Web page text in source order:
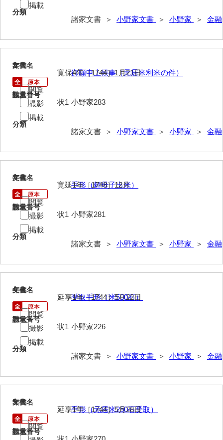
井上一親文書
井上家文書（宇部市）
井上家文書（徳山市）
井下家文書（埼玉県）
入江九一文書
上野竹逸文書
宇多田家文書
分類
諸家文書 ＞ 小野家文書 ＞ 小野家 ＞ 金融
掲載
2
文書名
御願申上候事（元居米利米の件）
請求番号
小野家283
分類
諸家文書 ＞ 小野家文書 ＞ 小野家 ＞ 金融
年代
寛保4年［1744］1月21日
数量
状1
閲覧
撮影
掲載
3
文書名
手形（頼母子出米）
請求番号
小野家281
分類
諸家文書 ＞ 小野家文書 ＞ 小野家 ＞ 金融
年代
寛延1年［1748］12月
数量
状1
閲覧
撮影
掲載
4
文書名
受取手形（米500石）
請求番号
小野家226
分類
諸家文書 ＞ 小野家文書 ＞ 小野家 ＞ 金融
年代
延享1年［1744］5月22日
数量
状1
閲覧
撮影
掲載
5
文書名
手形（元居米250石受取）
請求番号
年代
延享1年［1744］5月28日
数量
閲覧